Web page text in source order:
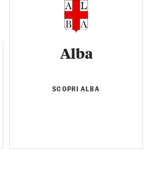
Alba
SCOPRI ALBA